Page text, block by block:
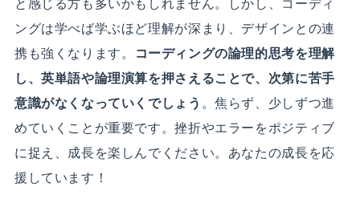
と感じる方も多いかもしれません。しかし、コーディ
ングは学べば学ぶほど理解が深まり、デザインとの連
携も強くなります。
コーディングの論理的思考を理解
し、英単語や論理演算を押さえることで、次第に苦手
意識がなくなっていくでしょう 。焦らず、少しずつ進
めていくことが重要です。挫折やエラーをポジティブ
に捉え、成長を楽しんでください。あなたの成長を応
援しています！